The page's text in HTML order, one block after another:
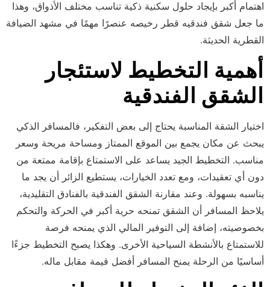
اهتمام أكبر بإيجاد حلول سكنية ذكية تناسب مختلف الأذواق، وهذا
ما جعل شقق فندقيه قطر رخيصه عنصرًا مهمًا في مشهد الضيافة
القطرية الحديثة.
أهمية التخطيط لاستئجار
الشقق الفندقية
اختيار الشقة المناسبة يحتاج إلى بعض التفكير، فالمسافر الذكي
يبحث عن مكان يجمع بين الموقع الممتاز ومساحة مريحة وسعر
مناسب. التخطيط الجيد يساعد على الاستمتاع بإقامة ممتعة من
دون أي تعقيدات، ومع تعدد الخيارات، يستطيع الزائر أن يجد ما
يناسبه بسهولة. وعند مقارنة الشقق الفندقية بالفنادق التقليدية،
يلاحظ المسافر أن الشقق تمنحه حرية أكبر في الحركة والتحكم
بخصوصيته، إضافة إلى التوفير المالي الذي يمنحه فرصة
للاستمتاع بالأنشطة السياحية الأخرى. وهكذا يصبح التخطيط جزءًا
أساسيًا من الرحلة يمنح المسافر أفضل قيمة مقابل ماله.